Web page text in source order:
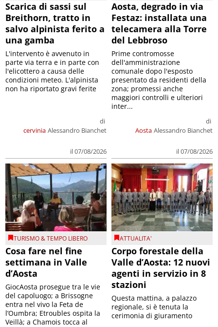
Scarica di sassi sul
Breithorn, tratto in
salvo alpinista ferito a
una gamba
cervinia
di
Alessandro Bianchet
il 07/08/2026
L'intervento è avvenuto in
parte via terra e in parte con
l'elicottero a causa delle
condizioni meteo. L'alpinista
non ha riportato gravi ferite
Aosta, degrado in via
Festaz: installata una
telecamera alla Torre
del Lebbroso
Aosta
di
Alessandro Bianchet
il 07/08/2026
Prime contromosse
dell'amministrazione
comunale dopo l'esposto
presentato da residenti della
zona; promessi anche
maggiori controlli e ulteriori
inter...
TURISMO & TEMPO LIBERO
Cosa fare nel fine
settimana in Valle
d’Aosta
GiocAosta prosegue tra le vie
del capoluogo; a Brissogne
entra nel vivo la Feta de
l’Oumbra; Etroubles ospita la
Veillà; a Chamois tocca al
ATTUALITA'
Corpo forestale della
Valle d’Aosta: 12 nuovi
agenti in servizio in 8
stazioni
Questa mattina, a palazzo
regionale, si è tenuta la
cerimonia di giuramento